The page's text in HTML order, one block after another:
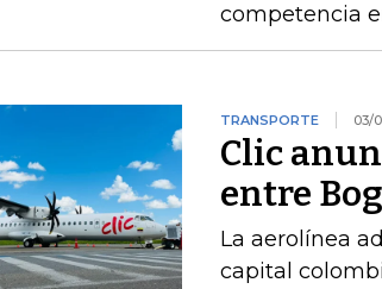
competencia
TRANSPORTE 03/
Clic
entre
La aerolínea
capital